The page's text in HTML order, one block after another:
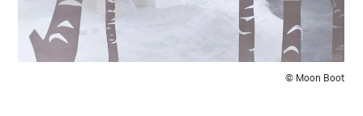
© Moon Boot